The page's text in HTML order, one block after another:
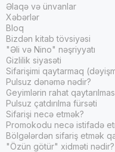
Əlaqə və ünvanlar
Xəbərlər
Bloq
Bizdən kitab tövsiyəsi
"Əli və Nino" nəşriyyatı
Gizlilik siyasəti
Sifarişimi qaytarmaq
Pulsuz dənəmə nədir?
Geyimlərin rahat
Pulsuz çatdırılma fürsəti
Sifarişi necə etmək?
Promokodu necə istifadə
Bölgələrdən sifariş etmək
"Özün götür" xidməti nədir?